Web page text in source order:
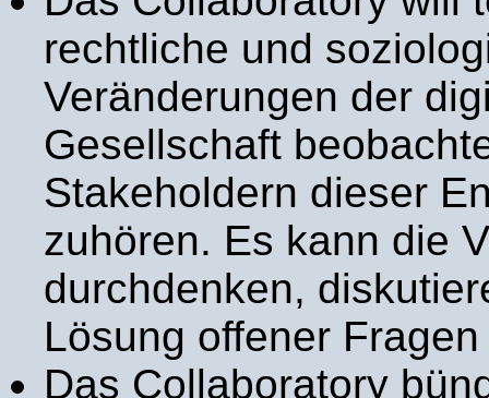
rechtliche und
Veränderungen der
Gesellschaft
Stakeholdern dieser
zuhören. Es kann die
durchdenken,
Lösung offener
Das Collaboratory